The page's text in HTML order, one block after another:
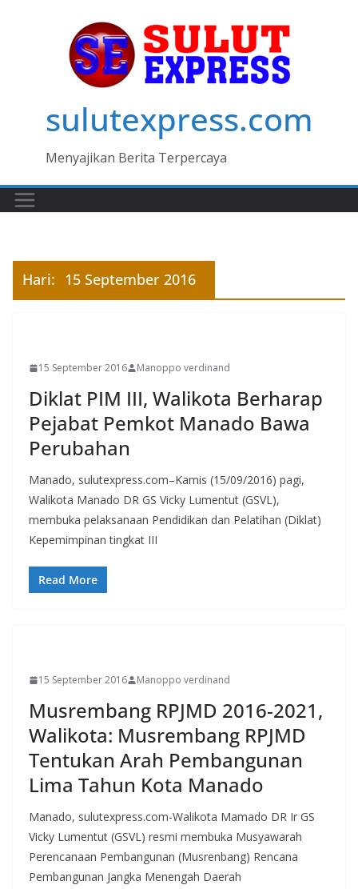
sulutexpress.com
Menyajikan Berita Terpercaya
Hari: 15 September 2016
15 September 2016 Manoppo verdinand
Diklat PIM III, Walikota Berharap
Pejabat Pemkot Manado Bawa
Perubahan
Manado, sulutexpress.com–Kamis (15/09/2016) pagi,
Walikota Manado DR GS Vicky Lumentut (GSVL),
membuka pelaksanaan Pendidikan dan Pelatihan (Diklat)
Kepemimpinan tingkat III
Read More
15 September 2016 Manoppo verdinand
Musrembang RPJMD 2016-2021,
Walikota: Musrembang RPJMD
Tentukan Arah Pembangunan
Lima Tahun Kota Manado
Manado, sulutexpress.com-Walikota Mamado DR Ir GS
Vicky Lumentut (GSVL) resmi membuka Musyawarah
Perencanaan Pembangunan (Musrenbang) Rencana
Pembangunan Jangka Menengah Daerah